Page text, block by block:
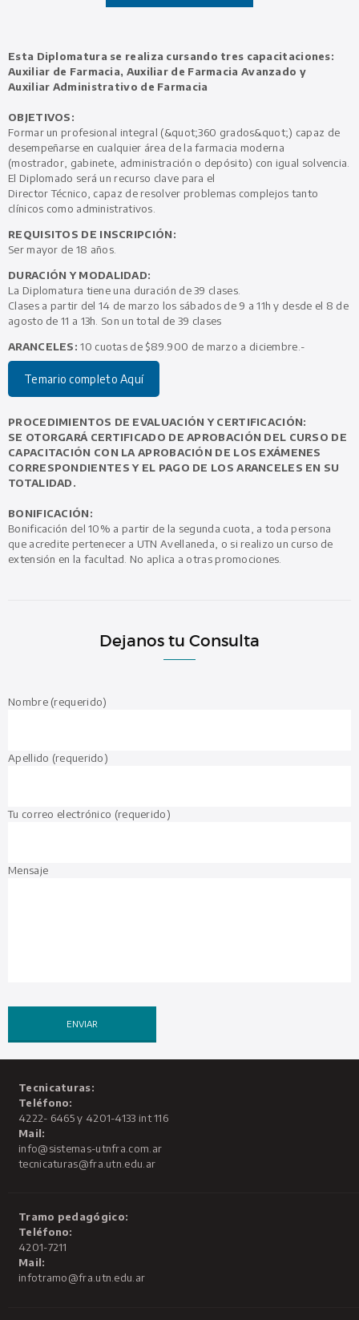
Esta Diplomatura se realiza cursando tres capacitaciones:
Auxiliar de Farmacia, Auxiliar de Farmacia Avanzado y
Auxiliar Administrativo de Farmacia
OBJETIVOS:
Formar un profesional integral (&quot;360 grados&quot;) capaz de
desempeñarse en cualquier área de la farmacia moderna
(mostrador, gabinete, administración o depósito) con igual solvencia.
El Diplomado será un recurso clave para el
Director Técnico, capaz de resolver problemas complejos tanto
clínicos como administrativos.
REQUISITOS DE INSCRIPCIÓN:
Ser mayor de 18 años.
DURACIÓN Y MODALIDAD:
La Diplomatura tiene una duración de 39 clases.
Clases a partir del 14 de marzo los sábados de 9 a 11h y desde el 8 de
agosto de 11 a 13h. Son un total de 39 clases
ARANCELES: 10 cuotas de $89.900 de marzo a diciembre.-
Temario completo Aquí
PROCEDIMIENTOS DE EVALUACIÓN Y CERTIFICACIÓN:
SE OTORGARÁ CERTIFICADO DE APROBACIÓN DEL CURSO DE
CAPACITACIÓN CON LA APROBACIÓN DE LOS EXÁMENES
CORRESPONDIENTES Y EL PAGO DE LOS ARANCELES EN SU
TOTALIDAD.
BONIFICACIÓN:
Bonificación del 10% a partir de la segunda cuota, a toda persona
que acredite pertenecer a UTN Avellaneda, o si realizo un curso de
extensión en la facultad. No aplica a otras promociones.
Dejanos tu Consulta
Nombre (requerido)
Apellido (requerido)
Tu correo electrónico (requerido)
Mensaje
Tecnicaturas:
Teléfono:
4222- 6465 y 4201-4133 int 116
Mail:
info@sistemas-utnfra.com.ar
tecnicaturas@fra.utn.edu.ar
Tramo pedagógico:
Teléfono:
4201-7211
Mail:
infotramo@fra.utn.edu.ar